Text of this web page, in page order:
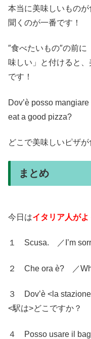
本当に美味しいもの
聞くのが一番です！
″食べたいもの″の前
味しい」と付けると
です！
Dov’è posso
eat a good pizza?
どこで美味しいピザ
まとめ
今日はイタリア人が
１ Scusa. ／I’m
２ Che ora è? ／
３ Dov’è <la
<駅は>どこですか？
４ Posso usare il